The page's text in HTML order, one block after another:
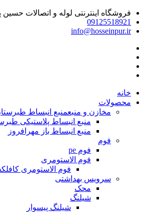
فروشگاه اینترنتی لوله و اتصالات حسین
09125518921
info@hosseinpur.ir
خانه
محصولات
مخازن و منبعمنبع انبساط طبرستان
منبع انبساط پلاستیکی
منبع انبساط باز مهرافروز
فوم
فوم pe
فوم الاستومری
فوم الاستومری
سرویس بهداشتی
محک
شیلنگ
شیلنگ پیسوار